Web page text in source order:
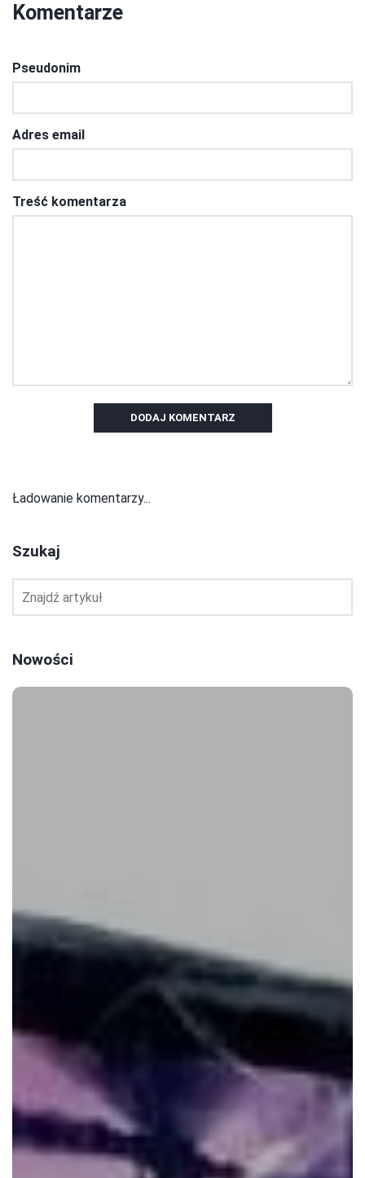
Komentarze
Pseudonim
Adres email
Treść komentarza
DODAJ KOMENTARZ
Ładowanie komentarzy...
Szukaj
Nowości